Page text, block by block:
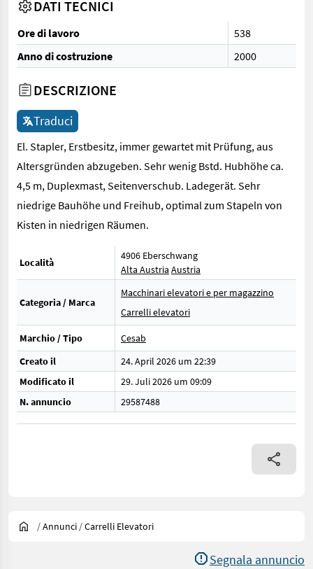
DATI TECNICI
Ore di lavoro
538
Anno di costruzione
2000
DESCRIZIONE
Traduci
El. Stapler, Erstbesitz, immer gewartet mit Prüfung, aus
Altersgründen abzugeben. Sehr wenig Bstd. Hubhöhe ca.
4,5 m, Duplexmast, Seitenverschub. Ladegerät. Sehr
niedrige Bauhöhe und Freihub, optimal zum Stapeln von
Kisten in niedrigen Räumen.
Località
4906 Eberschwang
Alta Austria Austria
Categoria / Marca
Macchinari elevatori e per magazzino
Carrelli elevatori
Marchio / Tipo
Cesab
Creato il
24. April 2026 um 22:39
Modificato il
29. Juli 2026 um 09:09
N. annuncio
29587488
/Annunci /Carrelli Elevatori
Segnala annuncio